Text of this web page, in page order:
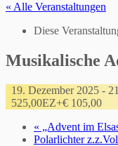
« Alle Veranstaltungen
Diese
Musikalische
19. Dezember 2025 -
525,00EZ+€ 105,00
« „Advent im
Polarlichter